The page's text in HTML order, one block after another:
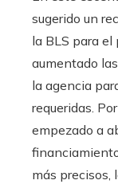
sugerido un
la BLS para el
aumentado
la agencia
requeridas.
empezado a
más precisos,